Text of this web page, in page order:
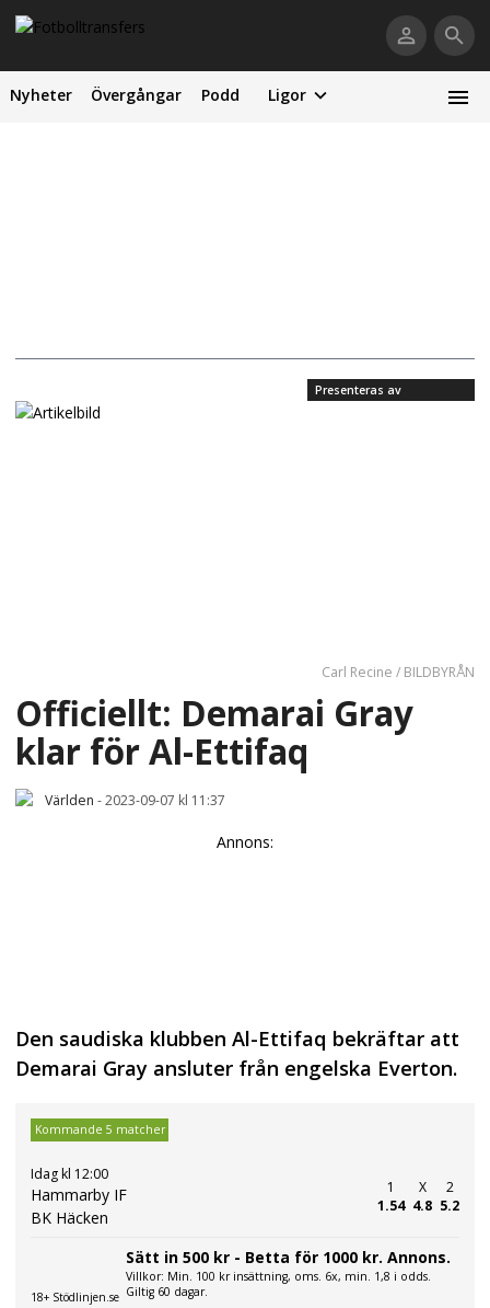
Nyheter Övergångar Podd Ligor
Presenteras av
Carl Recine / BILDBYRÅN
Officiellt: Demarai Gray
klar för Al-Ettifaq
Världen -2023-09-07 kl 11:37
Annons:
Den saudiska klubben Al-Ettifaq bekräftar att
Demarai Gray ansluter från engelska Everton.
Kommande 5 matcher
Idag kl 12:00
Hammarby IF
BK Häcken
1
1.54
X
4.8
2
5.2
18+ Stödlinjen.se
Sätt in 500 kr - Betta för 1000 kr. Annons.
Villkor: Min. 100 kr insättning, oms. 6x, min. 1,8 i odds.
Giltig 60 dagar.